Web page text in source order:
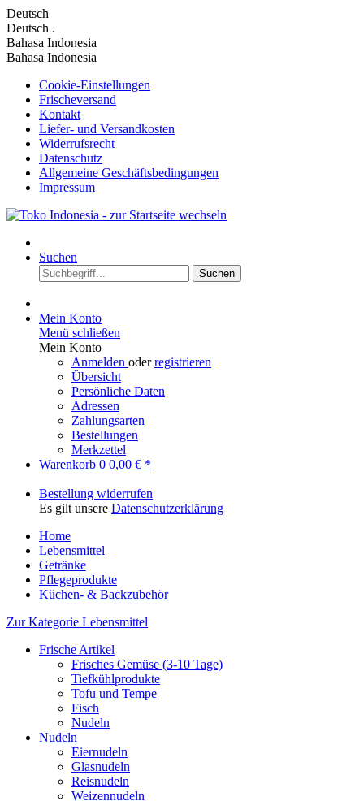
Deutsch
Deutsch .
Bahasa Indonesia
Bahasa Indonesia
Cookie-Einstellungen
Frischeversand
Kontakt
Liefer- und Versandkosten
Widerrufsrecht
Datenschutz
Allgemeine Geschäftsbedingungen
Impressum
Suchen
Suchen
Mein Konto
Menü schließen
Mein Konto
Anmelden oderregistrieren
Übersicht
Persönliche Daten
Adressen
Zahlungsarten
Bestellungen
Merkzettel
Warenkorb 0 0,00 € *
Bestellung widerrufen
Es gilt unsere Datenschutzerklärung
Home
Lebensmittel
Getränke
Pflegeprodukte
Küchen- & Backzubehör
Zur Kategorie Lebensmittel
Frische Artikel
Frisches Gemüse (3-10 Tage)
Tiefkühlprodukte
Tofu und Tempe
Fisch
Nudeln
Nudeln
Eiernudeln
Glasnudeln
Reisnudeln
Weizennudeln